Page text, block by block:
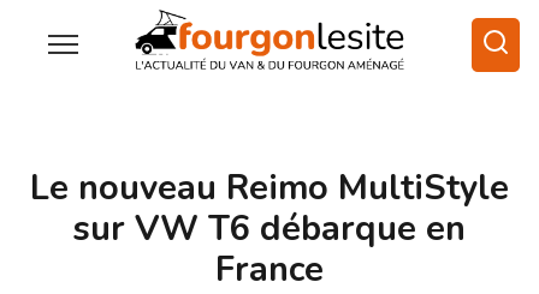
Le nouveau Reimo MultiStyle
sur VW T6 débarque en
France